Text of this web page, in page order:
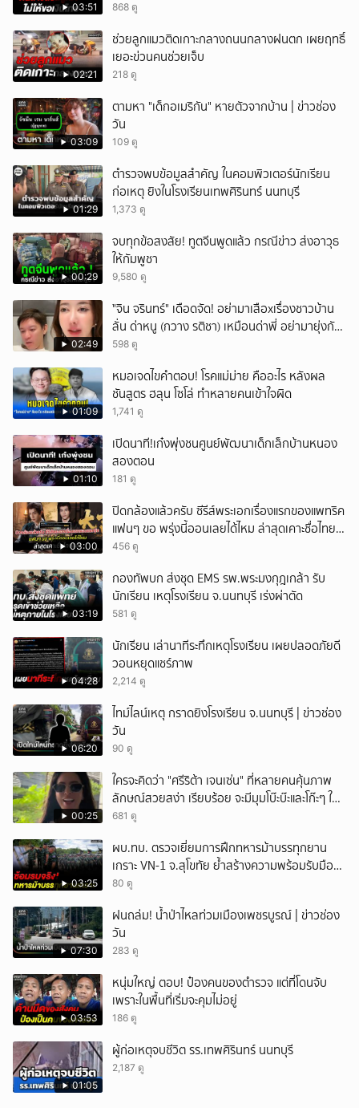
03:51 868 ดู
02:21
ช่วยลูกแมวติดเกาะกลางถนนกลางฝนตก เผยฤทธิ์
เยอะข่วนคนช่วยเจ็บ
218 ดู
03:09
ตามหา "เด็กอเมริกัน" หายตัวจากบ้าน | ข่าวช่อง
วัน
109 ดู
01:29
ตำรวจพบข้อมูลสำคัญ ในคอมพิวเตอร์นักเรียน
ก่อเหตุ ยิงในโรงเรียนเทพศิรินทร์ นนทบุรี
1,373 ดู
00:29
จบทุกข้อสงสัย! ทูตจีนพูดแล้ว กรณีข่าว ส่งอาวุธ
ให้กัมพูชา
9,580 ดู
02:49
ั่"จิน จรินทร์" เดือดจัด! อย่ามาเสือxเรื่องชาวบ้าน
ลั่น ด่าหนู (กวาง รติชา) เหมือนด่าพี่ อย่ามายุ่งกับ
คนของผม จบ!!!
598 ดู
01:09
หมอเจดไขคำตอบ! โรคแม่ม่าย คืออะไร หลังผล
ชันสูตร ฮลุน โซโล่ ทำหลายคนเข้าใจผิด
1,741 ดู
01:10
เปิดนาที!เก๋งพุ่งชนศูนย์พัฒนาเด็กเล็กบ้านหนอง
สองตอน
181 ดู
03:00
ปิดกล้องแล้วครับ ซีรีส์พระเอกเรื่องแรกของแพทริค
แฟนๆ ขอ พรุ่งนี้ออนเลยได้ไหม ล่าสุดเคาะชื่อไทย
แล้ว
456 ดู
03:19
กองทัพบก ส่งชุด EMS รพ.พระมงกุฎเกล้า รับ
นักเรียน เหตุโรงเรียน จ.นนทบุรี เร่งผ่าตัด
581 ดู
04:28
นักเรียน เล่านาทีระทึกเหตุโรงเรียน เผยปลอดภัยดี
วอนหยุดแชร์ภาพ
2,214 ดู
06:20
ไทม์ไลน์เหตุ กราดยิงโรงเรียน จ.นนทบุรี | ข่าวช่อง
วัน
90 ดู
00:25
ใครจะคิดว่า "ศรีริต้า เจนเซ่น" ที่หลายคนคุ้นภาพ
ลักษณ์สวยสง่า เรียบร้อย จะมีมุมโบ๊ะบ๊ะและโก๊ะๆ ให้
ได้อมยิ้มเหมือนกัน งานนี้ทำเอาแฟนๆ ทั้งเอ็นดูทั้ง
681 ดู
03:25
ผบ.ทบ. ตรวจเยี่ยมการฝึกทหารม้าบรรทุกยาน
เกราะ VN-1 จ.สุโขทัย ย้ำสร้างความพร้อมรับมือ
ทุกสถานการณ์
80 ดู
07:30
ฝนถล่ม! น้ำป่าไหลท่วมเมืองเพชรบูรณ์ | ข่าวช่อง
วัน
283 ดู
03:53
หนุ่มใหญ่ ตอบ! ป๋องคนของตำรวจ แต่ที่โดนจับ
เพราะในพื้นที่เริ่มจะคุมไม่อยู่
186 ดู
01:05
ผู้ก่อเหตุจบชีวิต รร.เทพศิรินทร์ นนทบุรี
2,187 ดู